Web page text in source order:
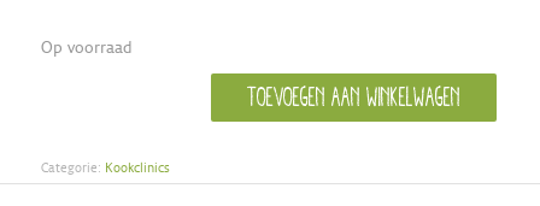
Op voorraad
Toevoegen aan winkelwagen
Categorie: Kookclinics